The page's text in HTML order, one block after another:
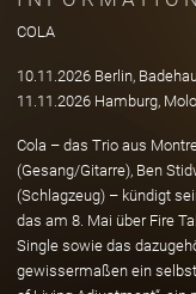
COLA
10.11.2026 Berlin,
11.11.2026 Hamburg,
Cola – das Trio aus
(Gesang/Gitarre), Ben
(Schlagzeug) – kündigt
das am 8. Mai über Fire
Single sowie das
gewissermaßen ein